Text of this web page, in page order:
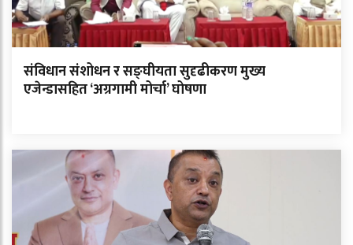
संविधान संशोधन र सङ्घीयता सुदृढीकरण मुख्य
एजेन्डासहित ‘अग्रगामी मोर्चा’ घोषणा